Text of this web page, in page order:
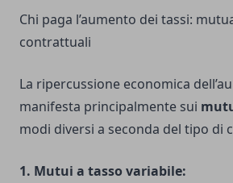
Chi paga l’aumento dei tassi:
contrattuali
La ripercussione economica
manifesta principalmente sui
modi diversi a seconda del tipo di
1. Mutui a tasso variabile: